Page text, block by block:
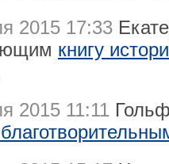
2015 17:33
книгу
2015 11:11